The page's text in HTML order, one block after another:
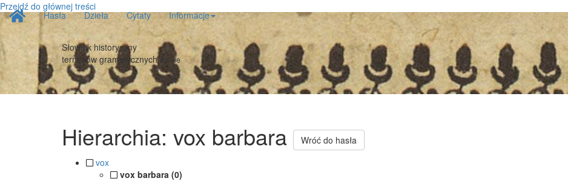
Przejdź do głównej treści
Strona
główna
Hasła Dzieła Cytaty Informacje
Słownik historyczny
terminów gramatycznychonline
Hierarchia: vox barbara
Wróć do hasła
vox
vox barbara (0)